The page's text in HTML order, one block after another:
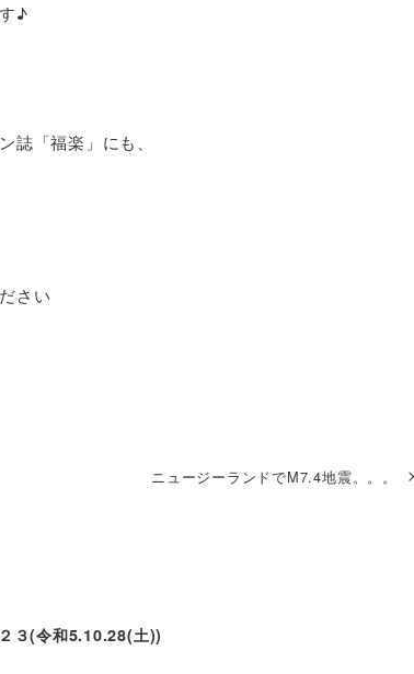
♪
誌「福楽」にも、
さい
ニュージーランドでM7.4地震。。。
３(令和5.10.28(土))